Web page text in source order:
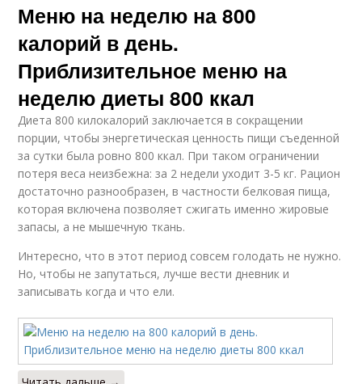
Меню на неделю на 800
калорий в день.
Приблизительное меню на
неделю диеты 800 ккал
Диета 800 килокалорий заключается в сокращении
порции, чтобы энергетическая ценность пищи съеденной
за сутки была ровно 800 ккал. При таком ограничении
потеря веса неизбежна: за 2 недели уходит 3-5 кг. Рацион
достаточно разнообразен, в частности белковая пища,
которая включена позволяет сжигать именно жировые
запасы, а не мышечную ткань.
Интересно, что в этот период совсем голодать не нужно.
Но, чтобы не запутаться, лучше вести дневник и
записывать когда и что ели.